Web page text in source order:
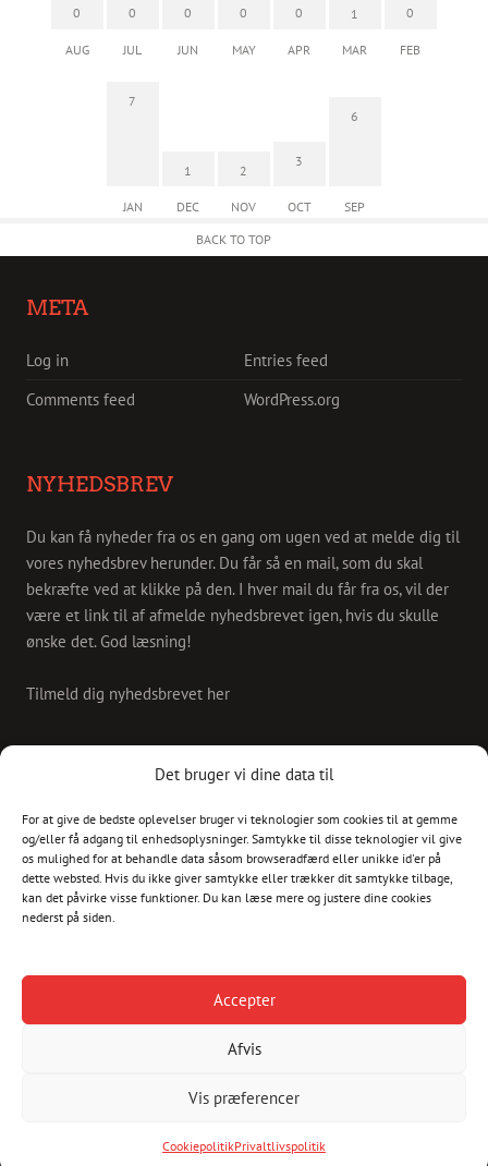
Det bruger vi dine data til
For at give de bedste oplevelser bruger vi teknologier som cookies til at gemme
og/eller få adgang til enhedsoplysninger. Samtykke til disse teknologier vil give
os mulighed for at behandle data såsom browseradfærd eller unikke id'er på
dette websted. Hvis du ikke giver samtykke eller trækker dit samtykke tilbage,
kan det påvirke visse funktioner. Du kan læse mere og justere dine cookies
nederst på siden.
Accepter
Afvis
Vis præferencer
CookiepolitikPrivaltlivspolitik
0
AUG
0
JUL
0
JUN
0
MAY
0
APR
1
MAR
0
FEB
7
JAN
1
DEC
2
NOV
3
OCT
6
SEP
BACK TO TOP
META
Log in
Entries feed
Comments feed
WordPress.org
NYHEDSBREV
Du kan få nyheder fra os en gang om ugen ved at melde dig til
vores nyhedsbrev herunder. Du får så en mail, som du skal
bekræfte ved at klikke på den. I hver mail du får fra os, vil der
være et link til af afmelde nyhedsbrevet igen, hvis du skulle
ønske det. God læsning!
Tilmeld dig nyhedsbrevet her
Skriv til os på
info@christianshavnskvarter.dk
Christiania
Kultur
Havnen
Cookiepolitik
Privaltlivspolitik